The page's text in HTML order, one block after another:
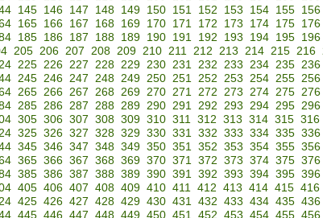
145 146 147 148 149 150 151 152 153 154 155 156
165 166 167 168 169 170 171 172 173 174 175 176
185 186 187 188 189 190 191 192 193 194 195 196
205 206 207 208 209 210 211 212 213 214 215 216
225 226 227 228 229 230 231 232 233 234 235 236
245 246 247 248 249 250 251 252 253 254 255 256
265 266 267 268 269 270 271 272 273 274 275 276
285 286 287 288 289 290 291 292 293 294 295 296
305 306 307 308 309 310 311 312 313 314 315 316
325 326 327 328 329 330 331 332 333 334 335 336
345 346 347 348 349 350 351 352 353 354 355 356
365 366 367 368 369 370 371 372 373 374 375 376
385 386 387 388 389 390 391 392 393 394 395 396
405 406 407 408 409 410 411 412 413 414 415 416
425 426 427 428 429 430 431 432 433 434 435 436
445 446 447 448 449 450 451 452 453 454 455 456